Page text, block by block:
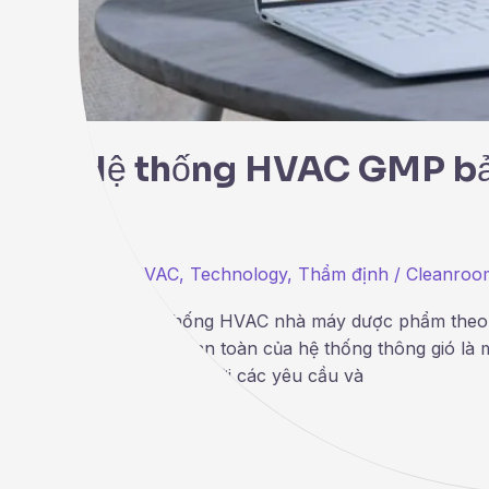
Hệ thống HVAC GMP
HVAC, Technology, Thẩm định /
Bảo trì hệ thống HVAC nhà máy dược phẩm
và hoạt động an toàn của hệ thống thông gió
phẩm phù hợp với các yêu cầu và